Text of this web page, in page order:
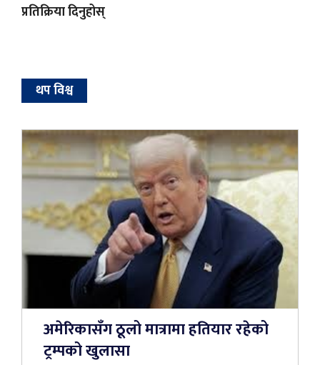
प्रतिक्रिया दिनुहोस्
थप विश्व
अमेरिकासँग ठूलो मात्रामा हतियार रहेको
ट्रम्पको खुलासा